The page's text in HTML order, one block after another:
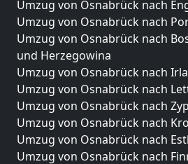
Umzug von Osnabrück nach
Umzug von Osnabrück nach
Umzug von Osnabrück nach
und Herzegowina
Umzug von Osnabrück nach
Umzug von Osnabrück nach
Umzug von Osnabrück nach
Umzug von Osnabrück nach
Umzug von Osnabrück nach
Umzug von Osnabrück nach